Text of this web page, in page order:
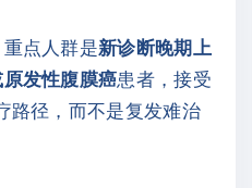
点人群是新诊断晚期上
发性腹膜癌患者，接受
路径，而不是复发难治